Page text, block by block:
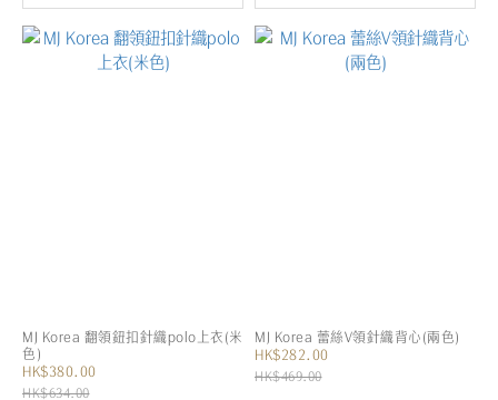
MJ Korea 翻領鈕扣針織polo上衣(米
色)
HK$380.00
HK$634.00
MJ Korea 蕾絲V領針織背心(兩色)
HK$282.00
HK$469.00